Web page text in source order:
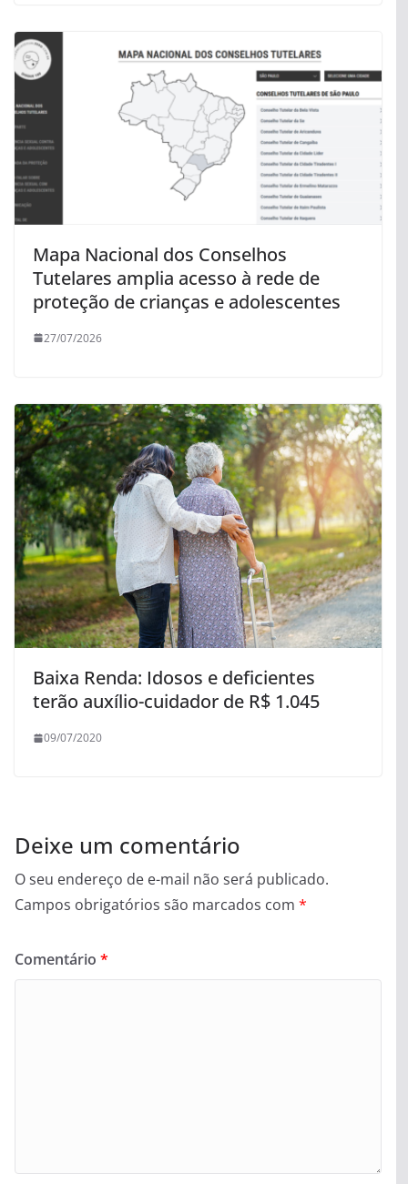
Mapa Nacional dos Conselhos
Tutelares amplia acesso à rede de
proteção de crianças e adolescentes
27/07/2026
Baixa Renda: Idosos e deficientes
terão auxílio-cuidador de R$ 1.045
09/07/2020
Deixe um comentário
O seu endereço de e-mail não será publicado.
Campos obrigatórios são marcados com *
Comentário *